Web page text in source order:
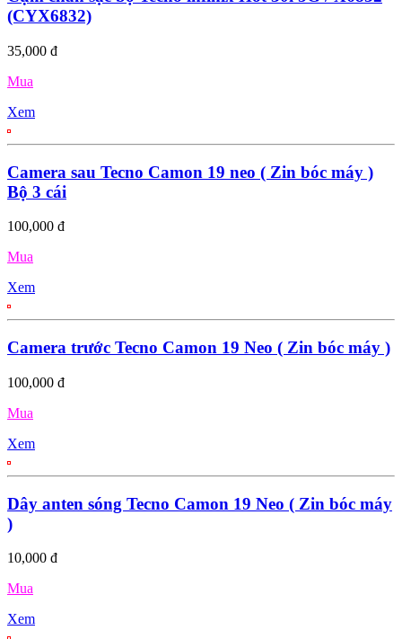
(CYX6832)
35,000 đ
Mua
Xem
Camera sau Tecno Camon 19 neo ( Zin bóc máy )
Bộ 3 cái
100,000 đ
Mua
Xem
Camera trước Tecno Camon 19 Neo ( Zin bóc máy )
100,000 đ
Mua
Xem
Dây anten sóng Tecno Camon 19 Neo ( Zin bóc máy
)
10,000 đ
Mua
Xem